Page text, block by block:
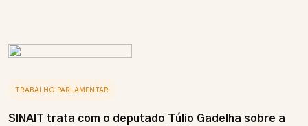
TRABALHO PARLAMENTAR
SINAIT trata com o deputado Túlio Gadelha sobre a